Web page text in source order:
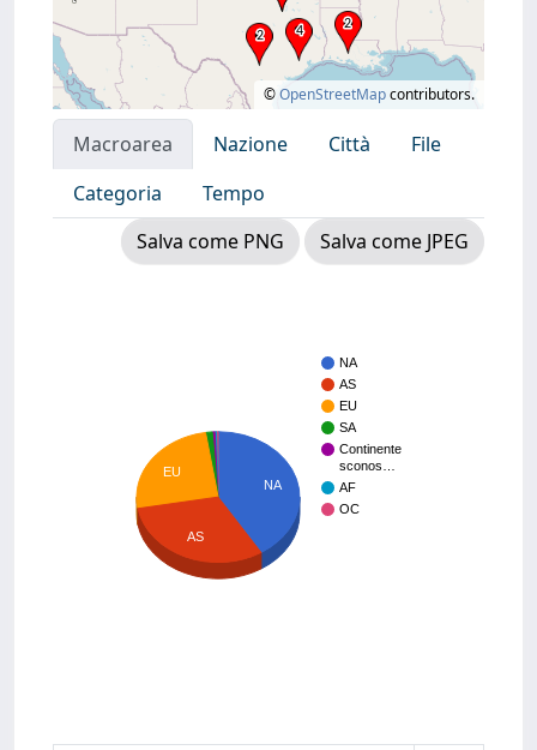
©OpenStreetMapcontributors.
Macroarea Nazione Città
File
Categoria
Tempo
Salva come PNG
Salva come JPEG
NA
AS
EU
SA
Continente
sconos…
AF
OC
NA
EU
AS